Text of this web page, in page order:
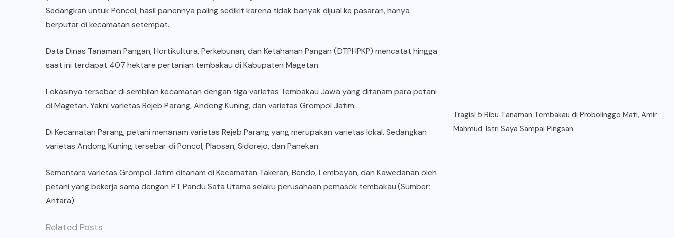
Sedangkan untuk Poncol, hasil panennya paling sedikit karena tidak banyak dijual ke pasaran, hanya
berputar di kecamatan setempat.
Data Dinas Tanaman Pangan, Hortikultura, Perkebunan, dan Ketahanan Pangan (DTPHPKP) mencatat hingga
saat ini terdapat 407 hektare pertanian tembakau di Kabupaten Magetan.
Lokasinya tersebar di sembilan kecamatan dengan tiga varietas Tembakau Jawa yang ditanam para petani
di Magetan. Yakni varietas Rejeb Parang, Andong Kuning, dan varietas Grompol Jatim.
Di Kecamatan Parang, petani menanam varietas Rejeb Parang yang merupakan varietas lokal. Sedangkan
varietas Andong Kuning tersebar di Poncol, Plaosan, Sidorejo, dan Panekan.
Sementara varietas Grompol Jatim ditanam di Kecamatan Takeran, Bendo, Lembeyan, dan Kawedanan oleh
petani yang bekerja sama dengan PT Pandu Sata Utama selaku perusahaan pemasok tembakau.(Sumber:
Antara)
Related Posts
Tragis! 5 Ribu Tanaman Tembakau di Probolinggo Mati, Amir
Mahmud: Istri Saya Sampai Pingsan